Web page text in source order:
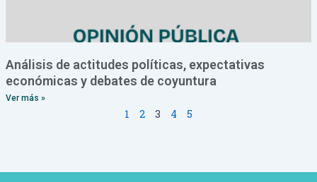
Análisis de actitudes políticas, expectativas
económicas y debates de coyuntura
Ver más »
1 2 3 4 5